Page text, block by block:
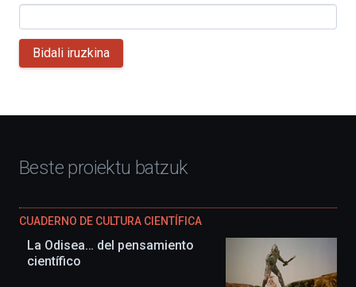
Bidali iruzkina
Beste proiektu batzuk
CUADERNO DE CULTURA CIENTÍFICA
La Odisea… del pensamiento
científico